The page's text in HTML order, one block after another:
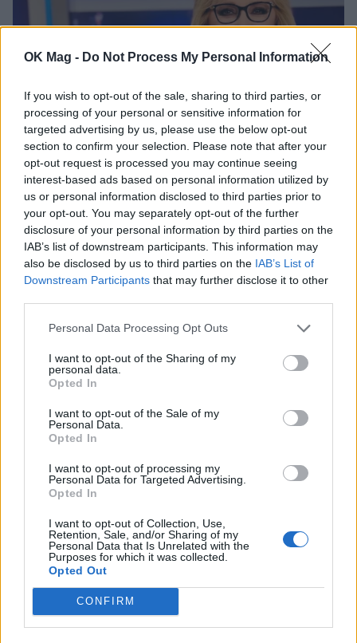
OK Mag - Do Not Process My Personal Information
If you wish to opt-out of the sale, sharing to third parties, or
processing of your personal or sensitive information for
targeted advertising by us, please use the below opt-out
section to confirm your selection. Please note that after your
opt-out request is processed you may continue seeing
interest-based ads based on personal information utilized by
us or personal information disclosed to third parties prior to
your opt-out. You may separately opt-out of the further
disclosure of your personal information by third parties on the
IAB’s list of downstream participants. This information may
also be disclosed by us to third parties on the IAB’s List of
Downstream Participants that may further disclose it to other
Personal Data Processing Opt Outs
I want to opt-out of the Sharing of my
personal data.
Opted In
I want to opt-out of the Sale of my
Personal Data.
Opted In
I want to opt-out of processing my
Personal Data for Targeted Advertising.
Opted In
I want to opt-out of Collection, Use,
Retention, Sale, and/or Sharing of my
Personal Data that Is Unrelated with the
Purposes for which it was collected.
Opted Out
CONFIRM
Αγγελική Νικολούλη: Απολαμβάνει το
καλοκαίρι στο έπακρον – Η μαγευτική
απόδραση της δημοσιογράφου στο
ηλιοβασίλεμα
CELEBRITIES
ΖΕΤΑ ΜΑΚΡΥΠΟΥΛΙΑ
ΠΕΡΙΣΣΟΤΕΡΑ ΣΤΟ